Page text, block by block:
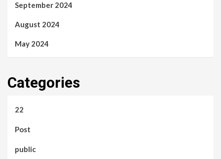
September 2024
August 2024
May 2024
Categories
22
Post
public